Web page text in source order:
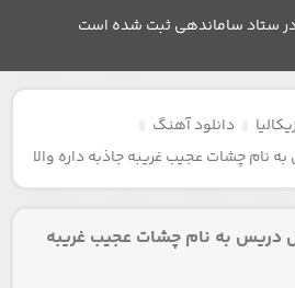
در ستاد ساماندهی ثبت شده است
دانلود آهنگ
نام چشات عجیب غریبه جاذبه داره والا
دریس به نام چشات عجیب غریبه